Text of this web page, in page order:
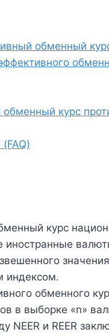
обменный
курс
курс
индексом.
обменного
в выборке «n»
NEER и REER